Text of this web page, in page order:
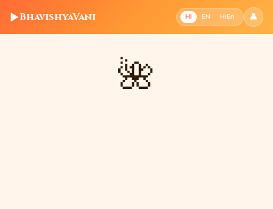
▶BhavishyaVani HI EN HiEn 👤
🌺